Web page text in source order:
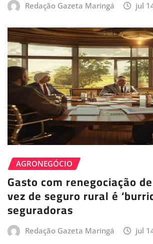
Redação Gazeta Maringá jul
AGRONEGÓCIO
Gasto com renegociação
vez de seguro rural é
seguradoras
Redação Gazeta Maringá jul